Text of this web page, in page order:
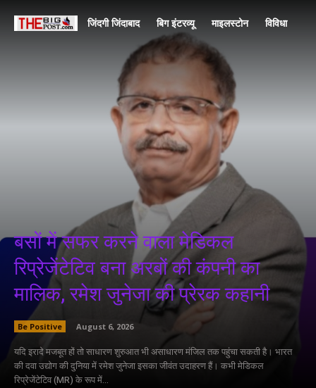
जिंदगी जिंदाबाद बिग इंटरव्यू माइलस्टोन विविधा
बसों में सफर करने वाला मेडिकल
रिप्रेजेंटेटिव बना अरबों की कंपनी का
मालिक, रमेश जुनेजा की प्रेरक कहानी
Be Positive August 6, 2026
यदि इरादे मजबूत हों तो साधारण शुरुआत भी असाधारण मंजिल तक पहुंचा सकती है। भारत
की दवा उद्योग की दुनिया में रमेश जुनेजा इसका जीवंत उदाहरण हैं। कभी मेडिकल
रिप्रेजेंटेटिव (MR) के रूप में...